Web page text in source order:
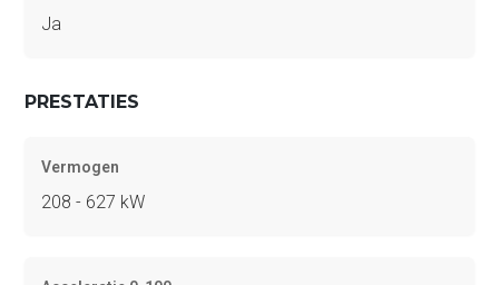
Ja
PRESTATIES
Vermogen
208 - 627 kW